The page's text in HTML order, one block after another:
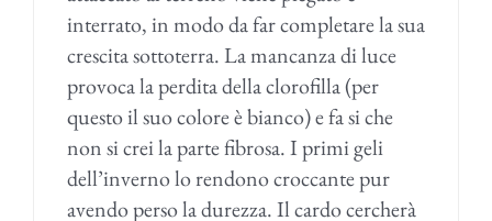
interrato, in modo da far completare la sua
crescita sottoterra. La mancanza di luce
provoca la perdita della clorofilla (per
questo il suo colore è bianco) e fa si che
non si crei la parte fibrosa. I primi geli
dell’inverno lo rendono croccante pur
avendo perso la durezza. Il cardo cercherà